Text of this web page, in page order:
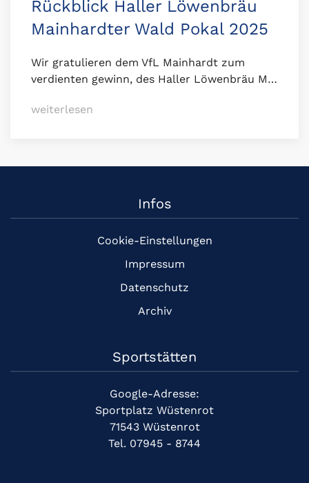
Rückblick Haller Löwenbräu
Mainhardter Wald Pokal 2025
Wir gratulieren dem VfL Mainhardt zum
verdienten gewinn, des Haller Löwenbräu M…
weiterlesen
Infos
Cookie-Einstellungen
Impressum
Datenschutz
Archiv
Sportstätten
Google-Adresse:
Sportplatz Wüstenrot
71543 Wüstenrot
Tel. 07945 - 8744